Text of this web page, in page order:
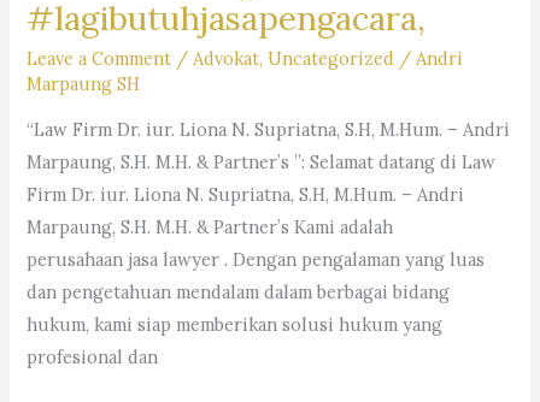
#lagibutuhjasapengacara,
Leave a Comment / Advokat,Uncategorized / Andri
Marpaung SH
“Law Firm Dr. iur. Liona N. Supriatna, S.H, M.Hum. – Andri
Marpaung, S.H. M.H. & Partner’s ”: Selamat datang di Law
Firm Dr. iur. Liona N. Supriatna, S.H, M.Hum. – Andri
Marpaung, S.H. M.H. & Partner’s Kami adalah
perusahaan jasa lawyer . Dengan pengalaman yang luas
dan pengetahuan mendalam dalam berbagai bidang
hukum, kami siap memberikan solusi hukum yang
profesional dan